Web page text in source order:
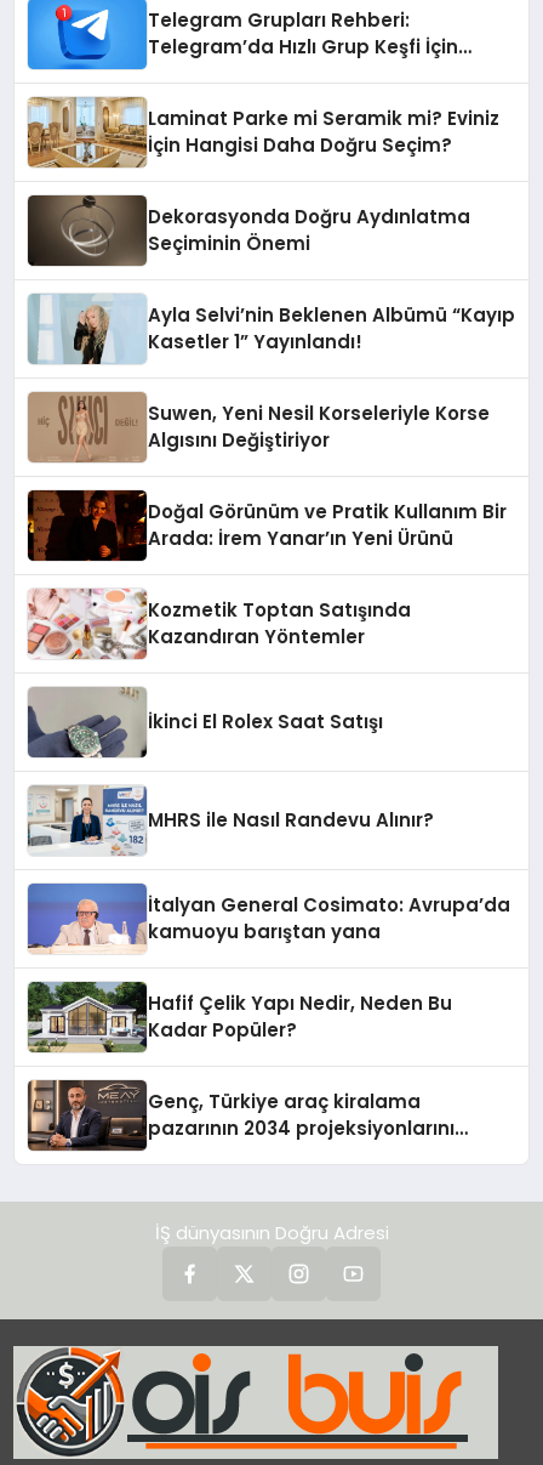
Telegram Grupları Rehberi:
Telegram’da Hızlı Grup Keşfi İçin
Laminat Parke mi Seramik mi? Eviniz
İçin Hangisi Daha Doğru Seçim?
Dekorasyonda Doğru Aydınlatma
Seçiminin Önemi
Ayla Selvi’nin Beklenen Albümü “Kayıp
Kasetler 1” Yayınlandı!
Suwen, Yeni Nesil Korseleriyle Korse
Algısını Değiştiriyor
Doğal Görünüm ve Pratik Kullanım Bir
Arada: İrem Yanar’ın Yeni Ürünü
Kozmetik Toptan Satışında
Kazandıran Yöntemler
İkinci El Rolex Saat Satışı
MHRS ile Nasıl Randevu Alınır?
İtalyan General Cosimato: Avrupa’da
kamuoyu barıştan yana
Hafif Çelik Yapı Nedir, Neden Bu
Kadar Popüler?
Genç, Türkiye araç kiralama
pazarının 2034 projeksiyonlarını
İŞ dünyasının Doğru Adresi